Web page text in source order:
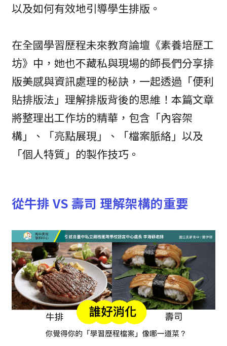
以及如何有效地引導學生排版。
在全國學習歷程未來教育論壇《素養培歷工
坊》中，她也不藏私與現場的師長們分享排
版美感與資訊處理的秘訣，一起透過「便利
貼排版法」理解排版背後的思維！本篇文章
將整理出工作坊的精華，包含「內容架
構」、「亮點展現」、「檔案脈絡」以及
「個人特質」的製作技巧。
從牛排 VS 壽司 理解架構的重要